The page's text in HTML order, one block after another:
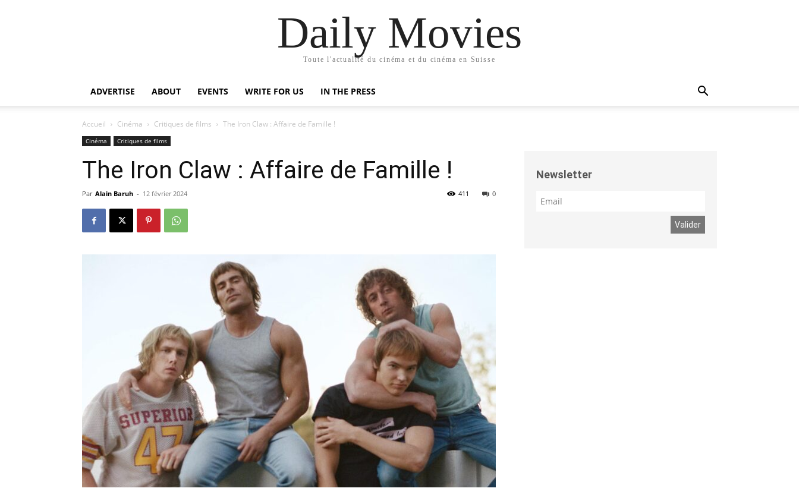
Daily Movies
Toute l'actualité du cinéma et du cinéma en Suisse
ADVERTISE ABOUT EVENTS WRITE FOR US IN THE PRESS
Accueil Cinéma Critiques de films The Iron Claw : Affaire de Famille !
Cinéma Critiques de films
The Iron Claw : Affaire de Famille !
Par Alain Baruh - 12 février 2024 0
411
Newsletter